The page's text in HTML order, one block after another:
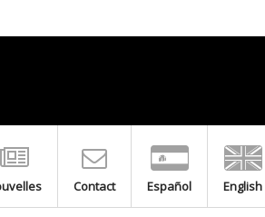
DEUX PIÈCES LAITON POUR COMPTEUR
F-F
M-M
Contact Español English